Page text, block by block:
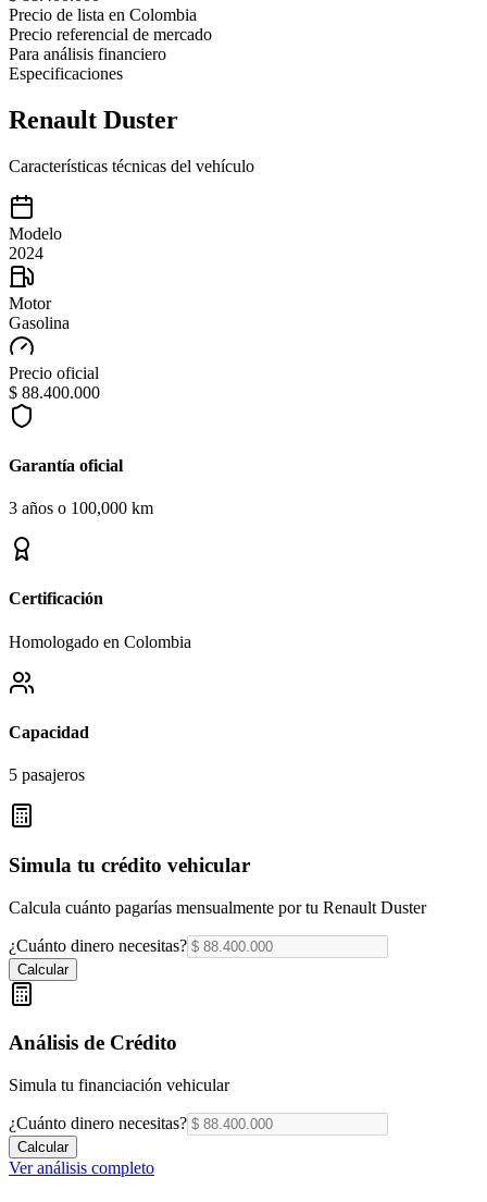
Precio de lista en Colombia
Precio referencial de mercado
Para análisis financiero
Especificaciones
Renault Duster
Características técnicas del vehículo
Modelo
2024
Motor
Gasolina
Precio oficial
$ 88.400.000
Garantía oficial
3 años o 100,000 km
Certificación
Homologado en Colombia
Capacidad
5 pasajeros
Simula tu crédito vehicular
Calcula cuánto pagarías mensualmente por tu Renault Duster
¿Cuánto dinero necesitas?
Calcular
Análisis de Crédito
Simula tu financiación vehicular
¿Cuánto dinero necesitas?
Calcular
Ver análisis completo